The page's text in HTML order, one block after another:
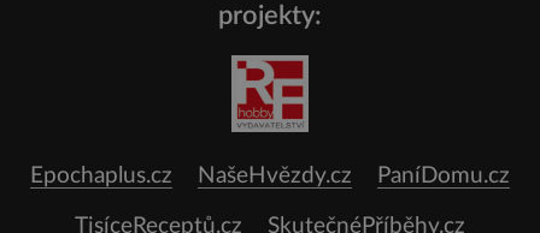
projekty:
Epochaplus.cz NašeHvězdy.cz PaníDomu.cz
TisíceReceptů.cz SkutečnéPříběhy.cz